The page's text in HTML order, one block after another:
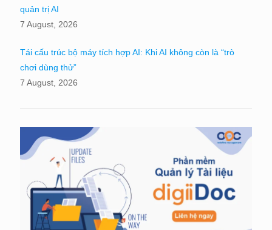
quản trị AI
7 August, 2026
Tái cấu trúc bộ máy tích hợp AI: Khi AI không còn là “trò
chơi dùng thử”
7 August, 2026